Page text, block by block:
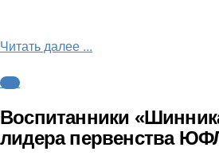
Читать далее ...
ФНЛ
Воспитанники
лидера первенства